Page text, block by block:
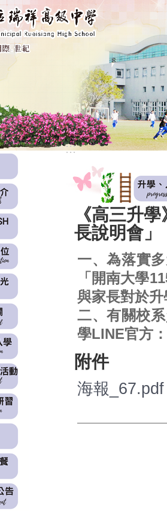
:::
《高三升
長說明會」
一、為落實
「開南大學
與家長對於
二、有關校
學LINE官方
附件
海報_67.pdf